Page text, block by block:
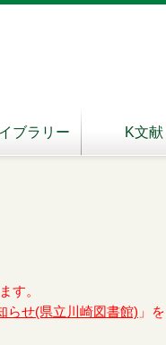
ブラリー K文献
す。
らせ(県立川崎図書館) 」